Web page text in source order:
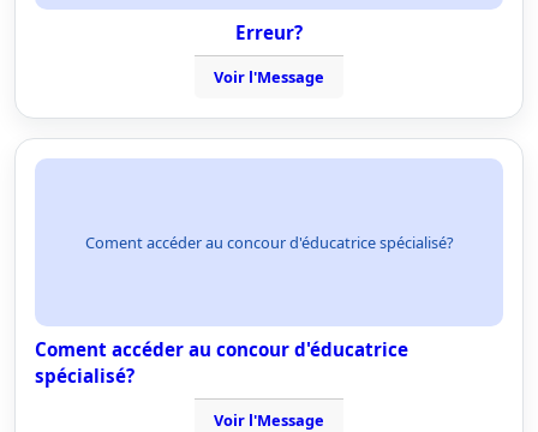
Erreur?
Voir l'Message
Coment accéder au concour d'éducatrice spécialisé?
Coment accéder au concour d'éducatrice
spécialisé?
Voir l'Message